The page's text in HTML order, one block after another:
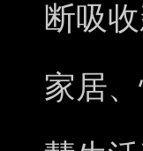
断吸
家居